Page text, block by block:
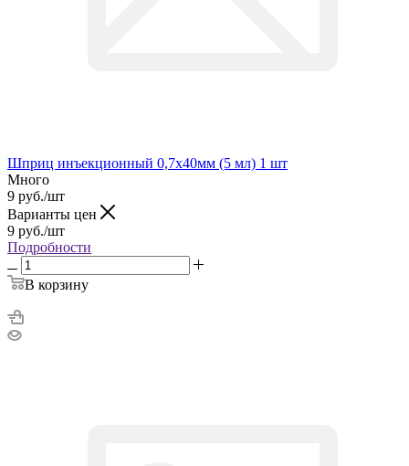
Шприц инъекционный 0,7х40мм (5 мл) 1 шт
Много
9 руб./шт
Варианты цен
9 руб./шт
Подробности
В корзину